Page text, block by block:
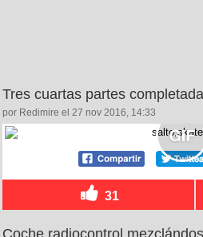
Tres cuartas partes
por Redimire el 27 nov 2016, 14:33
31
Coche radiocontrol